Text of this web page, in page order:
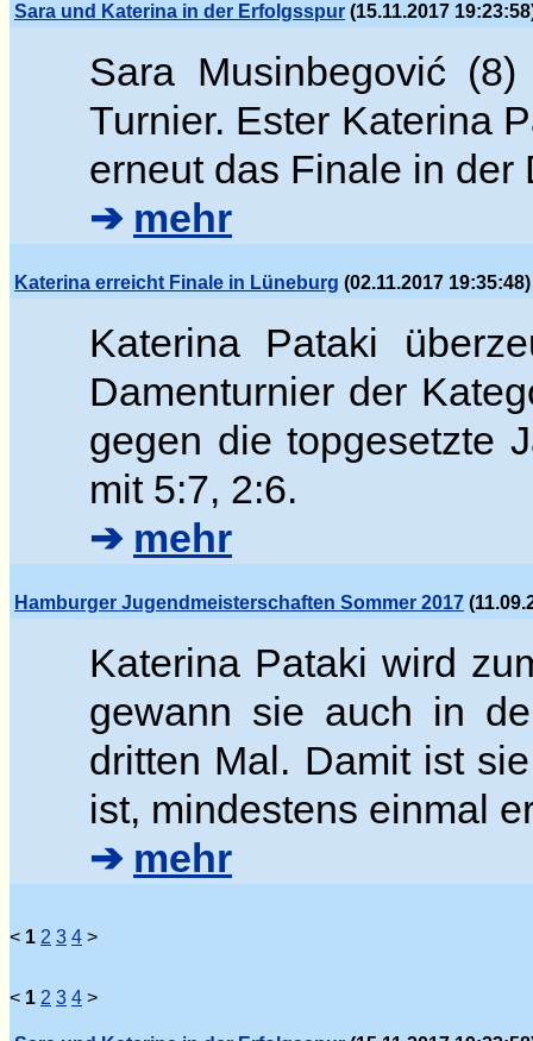
Sara und Katerina in der Erfolgsspur (15.11.2017
Sara Musinbegović (8)
Turnier. Ester Katerina
erneut das Finale in der
➔ mehr
Katerina erreicht Finale in Lüneburg (02.11.2017 19:35:48)
Katerina Pataki
Damenturnier der
gegen die topgesetzte
mit 5:7, 2:6.
➔ mehr
Hamburger Jugendmeisterschaften Sommer 2017
Katerina Pataki wird
gewann sie auch in
dritten Mal. Damit ist
ist, mindestens einmal
➔ mehr
< 1 2 3 4 >
< 1 2 3 4 >